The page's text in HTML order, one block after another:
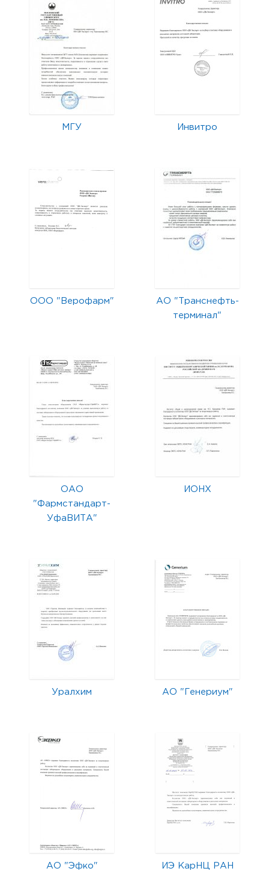
МГУ Инвитро
ООО "Верофарм"
АО "Транснефть-
терминал"
ОАО
"Фармстандарт-
УфаВИТА"
ИОНХ
Уралхим АО "Генериум"
АО "Эфко" ИЭ КарНЦ РАН